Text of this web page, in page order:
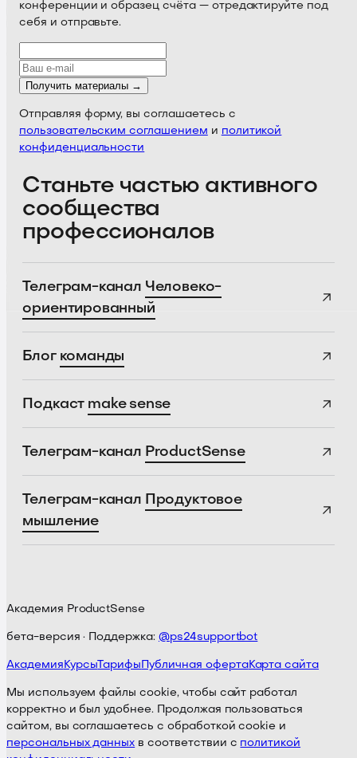
конференции и образец счёта — отредактируйте под
себя и отправьте.
Получить материалы →
Отправляя форму, вы соглашаетесь с
пользовательским соглашением и политикой
конфиденциальности
Станьте частью активного
сообщества
профессионалов
Телеграм-канал Человеко-
ориентированный
Блог команды
Подкаст make sense
Телеграм-канал ProductSense
Телеграм-канал Продуктовое
мышление
Академия ProductSense
бета-версия · Поддержка: @ps24supportbot
Академия КурсыТарифы Публичная офертаКарта сайта
Мы используем файлы cookie, чтобы сайт работал
корректно и был удобнее. Продолжая пользоваться
сайтом, вы соглашаетесь с обработкой cookie и
персональных данных в соответствии с политикой